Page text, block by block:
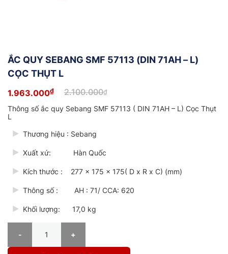
ẮC QUY SEBANG SMF 57113 (DIN 71AH – L)
CỌC THỤT L
2.100.000₫
Giá
là:
2.100.000₫.
1.963.000₫
Giá
tại
là:
Thông số ắc quy Sebang SMF 57113 ( DIN 71AH – L) Cọc Thụt
L
Thương hiệu : Sebang
Xuất xứ: Hàn Quốc
Kích thước : 277 x 175 x 175( D x R x C) (mm)
Thông số : AH : 71/ CCA: 620
Khối lượng: 17,0 kg